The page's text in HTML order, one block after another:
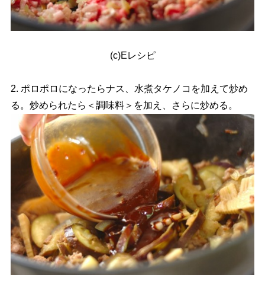
(c)Eレシピ
2. ポロポロになったらナス、水煮タケノコを加えて炒め
る。炒められたら＜調味料＞を加え、さらに炒める。